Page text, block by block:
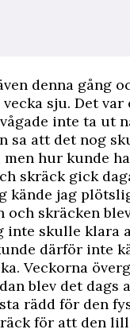
denna gång
sju. Det
inte ta ut
sa att det nog
men hur kunde
skräck gick
kände jag
och skräcken
inte skulle klara
därför inte
Veckorna
blev det dags
rädd för den
för att den